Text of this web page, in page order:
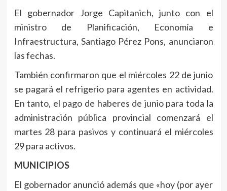
El gobernador Jorge Capitanich, junto con el
ministro de Planificación, Economía e
Infraestructura, Santiago Pérez Pons, anunciaron
las fechas.
También confirmaron que el miércoles 22 de junio
se pagará el refrigerio para agentes en actividad.
En tanto, el pago de haberes de junio para toda la
administración pública provincial comenzará el
martes 28 para pasivos y continuará el miércoles
29 para activos.
MUNICIPIOS
El gobernador anunció además que «hoy (por ayer